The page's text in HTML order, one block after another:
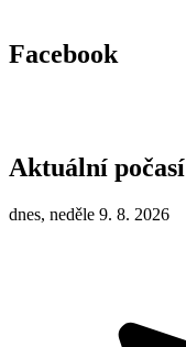
Facebook
Aktuální počasí
dnes, neděle 9. 8. 2026